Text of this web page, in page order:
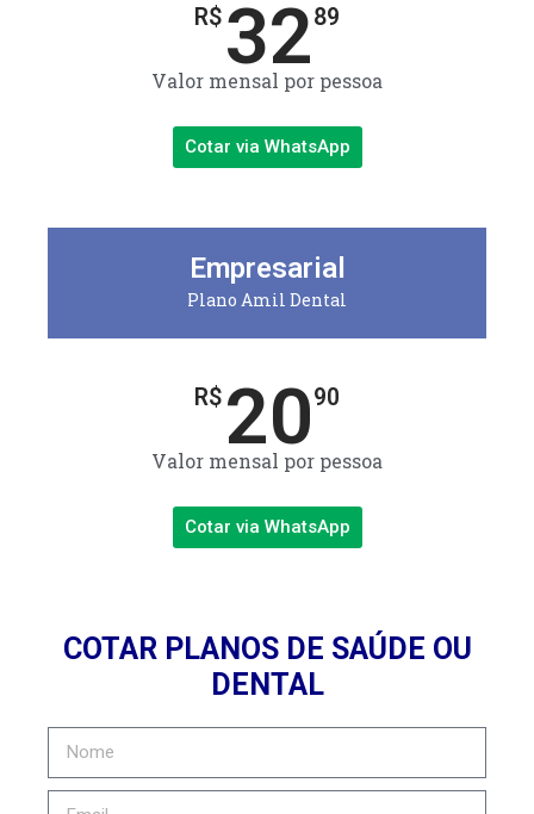
R$ 3289
Valor mensal por pessoa
Cotar via WhatsApp
Empresarial
Plano Amil Dental
R$ 2090
Valor mensal por pessoa
Cotar via WhatsApp
COTAR PLANOS DE SAÚDE OU
DENTAL